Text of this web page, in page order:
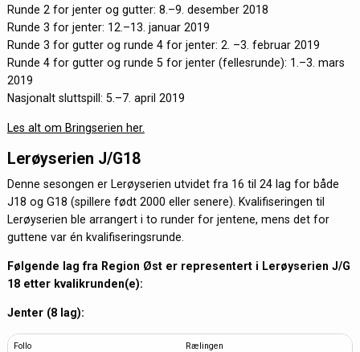
Runde 2 for jenter og gutter: 8.–9. desember 2018
Runde 3 for jenter: 12.–13. januar 2019
Runde 3 for gutter og runde 4 for jenter: 2. –3. februar 2019
Runde 4 for gutter og runde 5 for jenter (fellesrunde): 1.–3. mars
2019
Nasjonalt sluttspill: 5.–7. april 2019
Les alt om Bringserien her.
Lerøyserien J/G18
Denne sesongen er Lerøyserien utvidet fra 16 til 24 lag for både
J18 og G18 (spillere født 2000 eller senere). Kvalifiseringen til
Lerøyserien ble arrangert i to runder for jentene, mens det for
guttene var én kvalifiseringsrunde.
Følgende lag fra Region Øst er representert i Lerøyserien J/G
18 etter kvalikrunden(e):
Jenter (8 lag):
Follo Rælingen